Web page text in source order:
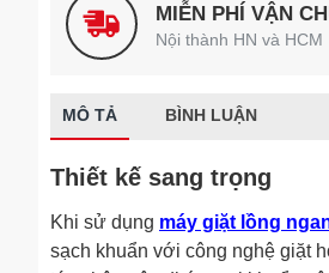
MIỄN PHÍ VẬN
Nội thành HN và HCM
MÔ TẢ BÌNH LUẬN
Thiết kế sang trọng
Khi sử dụng máy giặt lồng
sạch khuẩn với công nghệ giặt